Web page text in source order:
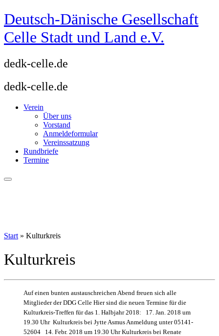
Zum
Inhalt
springen
Deutsch-Dänische Gesellschaft
Celle Stadt und Land e.V.
dedk-celle.de
dedk-celle.de
Verein
Über uns
Vorstand
Anmeldeformular
Vereinssatzung
Rundbriefe
Termine
Start » Kulturkreis
Kulturkreis
Auf einen bunten austauschreichen Abend freuen sich alle
Mitglieder der DDG Celle Hier sind die neuen Termine für die
Kulturkreis-Treffen für das 1. Halbjahr 2018: 17. Jan. 2018 um
19.30 Uhr Kulturkreis bei Jytte Asmus Anmeldung unter 05141-
52604 14. Febr. 2018 um 19.30 Uhr Kulturkreis bei Renate